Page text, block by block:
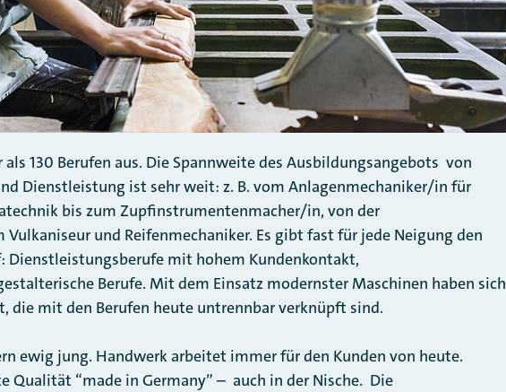
130 Berufen aus. Die Spannweite des Ausbildungsangebots von
Dienstleistung ist sehr weit: z. B. vom Anlagenmechaniker/in für
bis zum Zupfinstrumentenmacher/in, von der
und Reifenmechaniker. Es gibt fast für jede Neigung den
Dienstleistungsberufe mit hohem Kundenkontakt,
Berufe. Mit dem Einsatz modernster Maschinen haben sich
die mit den Berufen heute untrennbar verknüpft sind.
ewig jung. Handwerk arbeitet immer für den Kunden von heute.
Qualität “made in Germany” – auch in der Nische. Die